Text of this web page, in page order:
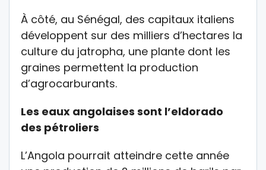
À côté, au Sénégal, des capitaux italiens
développent sur des milliers d’hectares la
culture du jatropha, une plante dont les
graines permettent la production
d’agrocarburants.
Les eaux angolaises sont l’eldorado
des pétroliers
L’Angola pourrait atteindre cette année